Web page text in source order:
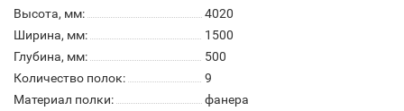
Высота, мм:
4020
Ширина, мм:
1500
Глубина, мм:
500
Количество полок:
9
Материал полки:
фанера